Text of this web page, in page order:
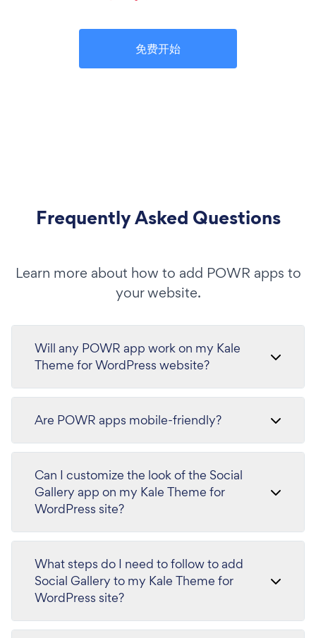
免费开始
Frequently Asked Questions
Learn more about how to add POWR apps to
your website.
Will any POWR app work on my Kale
Theme for WordPress website?
Are POWR apps mobile-friendly?
Can I customize the look of the Social
Gallery app on my Kale Theme for
WordPress site?
What steps do I need to follow to add
Social Gallery to my Kale Theme for
WordPress site?